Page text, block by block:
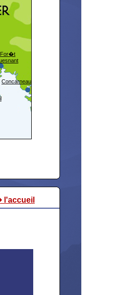
For�t
Concarneau
l'accueil